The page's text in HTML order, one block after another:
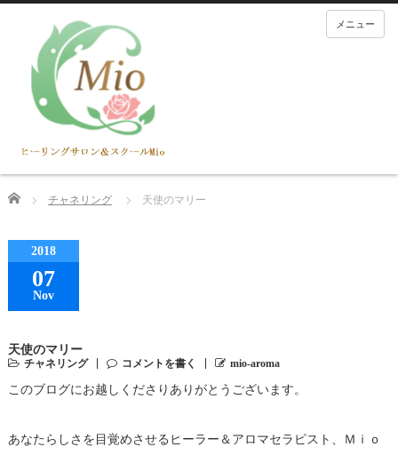
メニュー
Home チャネリング 天使のマリー
2018
07
Nov
天使のマリー
チャネリング コメントを書く mio-aroma
このブログにお越しくださりありがとうございます。
あなたらしさを目覚めさせるヒーラー＆アロマセラピスト、Ｍｉｏ